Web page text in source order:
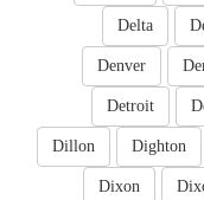
Delta
Denver
Detroit
Dighton
Dillon
Dixon